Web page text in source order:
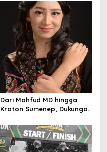
Dari Mahfud MD hingga
Kraton Sumenep, Dukungan
Indonesia’s Girl 2026 Asal
Jawa Timur